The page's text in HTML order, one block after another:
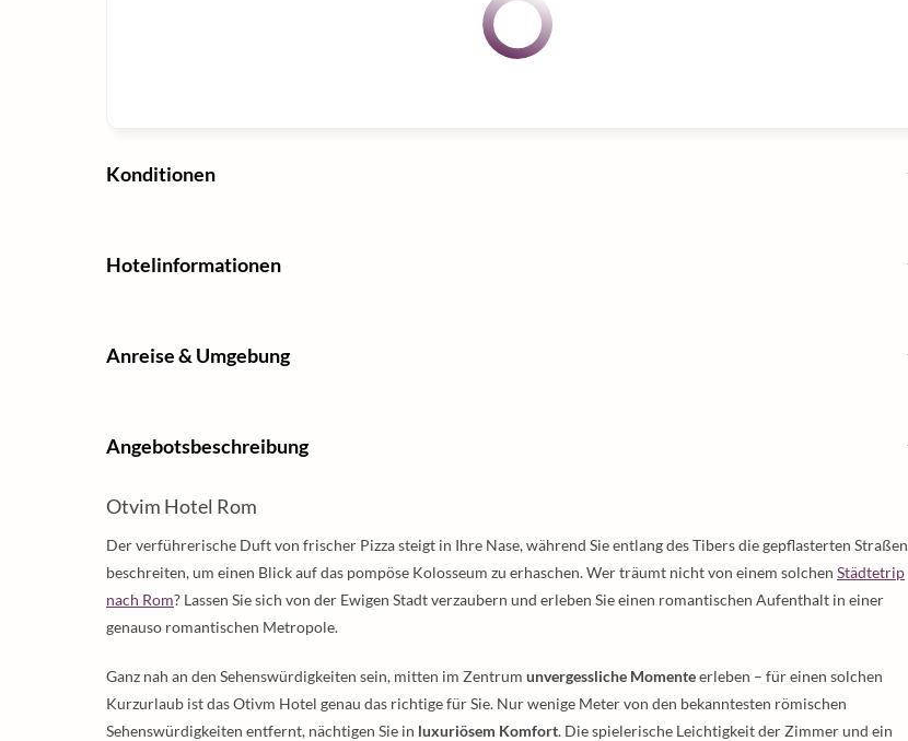
Konditionen
Hotelinformationen
Anreise & Umgebung
Angebotsbeschreibung
Otvim Hotel Rom
Der verführerische Duft von frischer Pizza steigt in Ihre Nase, während Sie entlang des Tibers die gepflasterten Straßen
beschreiten, um einen Blick auf das pompöse Kolosseum zu erhaschen. Wer träumt nicht von einem solchen Städtetrip
nach Rom? Lassen Sie sich von der Ewigen Stadt verzaubern und erleben Sie einen romantischen Aufenthalt in einer
genauso romantischen Metropole.
Ganz nah an den Sehenswürdigkeiten sein, mitten im Zentrum unvergessliche Momenteerleben – für einen solchen
Kurzurlaub ist das Otivm Hotel genau das richtige für Sie. Nur wenige Meter von den bekanntesten römischen
Sehenswürdigkeiten entfernt, nächtigen Sie in luxuriösem Komfort. Die spielerische Leichtigkeit der Zimmer und ein